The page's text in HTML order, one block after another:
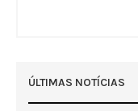
ÚLTIMAS NOTÍCIAS